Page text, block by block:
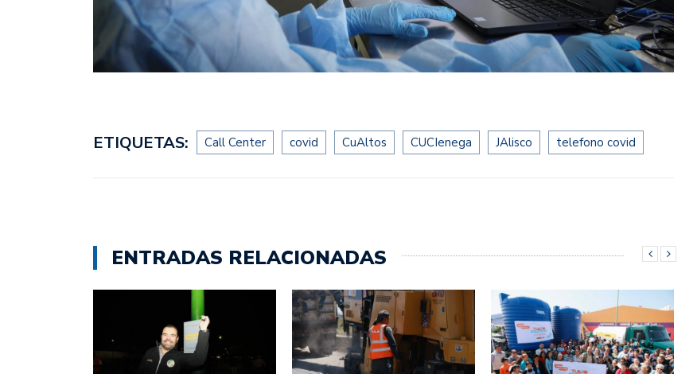
ETIQUETAS: Call Center covid CuAltos CUCIenega JAlisco telefono covid
ENTRADAS RELACIONADAS